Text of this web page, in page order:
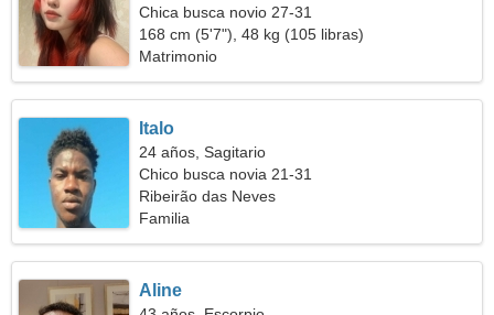
Chica busca novio 27-31
168 cm (5'7"), 48 kg (105 libras)
Matrimonio
Italo
24 años, Sagitario
Chico busca novia 21-31
Ribeirão das Neves
Familia
Aline